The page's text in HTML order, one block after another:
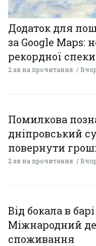
Додаток для
за Google Maps:
рекордної спеки
2 хв на прочитання
Помилкова
дніпровський
повернути
2 хв на прочитання
Від бокала в
Міжнародний
споживання